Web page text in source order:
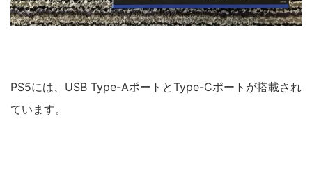
PS5には、USB Type-AポートとType-Cポートが搭載され
ています。